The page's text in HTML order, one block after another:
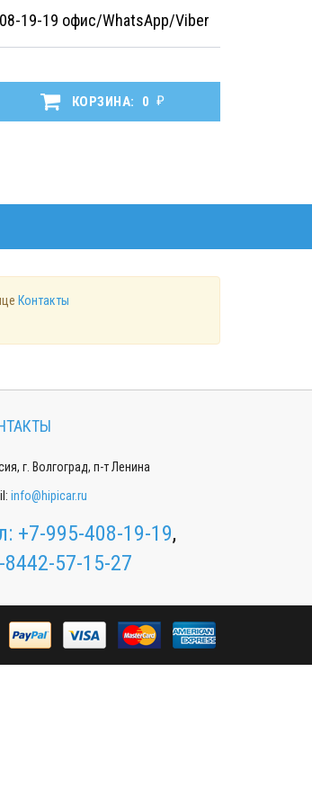
19-19 офис/WhatsApp/Viber
КОРЗИНА: 0 ₽
Контакты
г. Волгоград, п-т Ленина
info@hipicar.ru
+7-995-408-19-19,
8442-57-15-27